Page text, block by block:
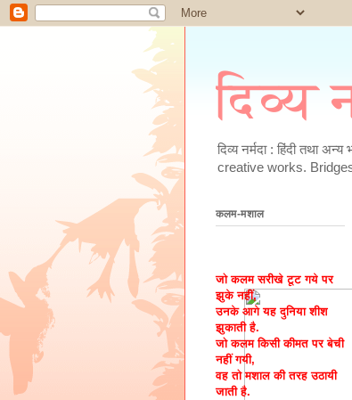
दिव्य
दिव्य नर्मदा : हिंदी तथा
creative works.
कलम-मशाल
जो कलम सरीखे टूट गये पर
झुके नहीं,
उनके आगे यह दुनिया शीश
झुकाती है.
जो कलम किसी कीमत पर बेची
नहीं गयी,
वह तो मशाल की तरह उठायी
जाती है.